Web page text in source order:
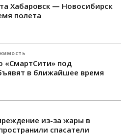
Хабаровск — Новосибирск
полета
«СмартСити» под
в ближайшее время
из-за жары в
спасатели